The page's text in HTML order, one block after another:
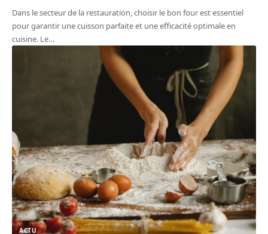
Dans le secteur de la restauration, choisir le bon four est essentiel
pour garantir une cuisson parfaite et une efficacité optimale en
cuisine. Le…
ACTU